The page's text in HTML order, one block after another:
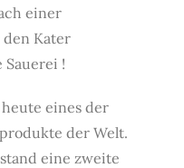
einer
Kater
Sauerei !
eines der
der Welt.
eine zweite